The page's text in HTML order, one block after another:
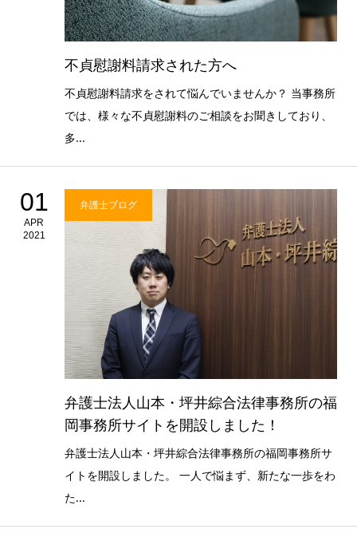
不貞慰謝料請求された方へ
不貞慰謝料請求をされて悩んでいませんか？ 当事務所
では、様々な不貞慰謝料のご相談をお聞きしており、
多...
01
APR
2021
弁護士ブログ
弁護士法人山本・坪井綜合法律事務所の福
岡事務所サイトを開設しました！
弁護士法人山本・坪井綜合法律事務所の福岡事務所サ
イトを開設しました。 一人で悩まず、新たな一歩をわ
た...